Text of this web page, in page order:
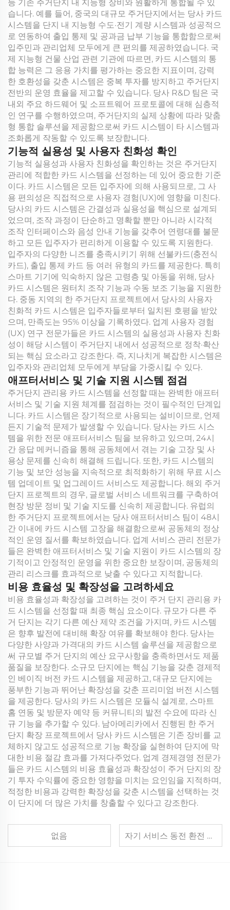
등 기존 주거단지 내 지능형 장비와 원활하게 통합될 수 있
습니다. 예를 들어, 중국의 대규모 주거단지에서는 당사 카드
시스템을 단지 내 지능형 수도·전기 계량 시스템과 성공적으
로 연동하여 출입 통제 및 공과금 납부 기능을 통합함으로써
입주민과 관리업체 모두에게 큰 편의를 제공하였습니다. 국
제 지능형 건물 산업 관련 기관에 따르면, 카드 시스템의 통
합 능력은 그 응용 가치를 평가하는 중요한 지표이며, 강력
한 호환성을 갖춘 시스템은 중복 투자를 방지하고 주거단지
전반의 운영 효율을 제고할 수 있습니다. 당사 R&D 팀은 국
내외 주요 하드웨어 및 소프트웨어 프로토콜에 대해 심층적
인 연구를 수행하였으며, 주거단지의 실제 상황에 따라 맞춤
형 통합 솔루션을 제공함으로써 카드 시스템이 타 시스템과
조화롭게 작동할 수 있도록 보장합니다.
기능적 실용성 및 사용자 친화성 확인
기능적 실용성과 사용자 친화성을 확인하는 것은 주거단지
관리에 적합한 카드 시스템을 선정하는 데 있어 중요한 기준
이다. 카드 시스템은 모든 입주자에 의해 사용되므로, 그 사
용 편의성은 직접적으로 사용자 경험(UX)에 영향을 미친다.
당사의 카드 시스템은 간결성과 실용성을 핵심으로 설계되
었으며, 조작 과정이 단순하고 명확할 뿐만 아니라 시각적
조작 인터페이스와 음성 안내 기능을 갖추어 연령대를 불문
하고 모든 입주자가 편리하게 이용할 수 있도록 지원한다.
입주자의 다양한 니즈를 충족시키기 위해 선불카드(충전식
카드), 출입 통제 카드 등 여러 유형의 카드를 제공한다. 특히
스마트 기기에 익숙하지 않은 고령층 및 아동을 위해, 당사
카드 시스템은 원터치 조작 기능과 수동 보조 기능을 지원한
다. 중동 지역의 한 주거단지 프로젝트에서 당사의 사용자
친화적 카드 시스템은 입주자들로부터 일치된 호평을 받았
으며, 만족도는 95% 이상을 기록하였다. 업계 사용자 경험
(UX) 연구 전문가들은 카드 시스템의 실용성과 사용자 친화
성이 해당 시스템이 주거단지 내에서 성공적으로 정착·확산
되는 핵심 요소라고 강조한다. 즉, 지나치게 복잡한 시스템은
입주자와 관리업체 모두에게 부담을 가중시킬 수 있다.
애프터서비스 및 기술 지원 시스템 점검
주거단지 관리용 카드 시스템을 선정할 때는 완벽한 애프터
서비스 및 기술 지원 체계를 점검하는 것이 필수적인 단계입
니다. 카드 시스템은 장기적으로 사용되는 설비이므로, 언제
든지 기술적 문제가 발생할 수 있습니다. 당사는 카드 시스
템을 위한 전문 애프터서비스 팀을 보유하고 있으며, 24시
간 응답 메커니즘을 통해 공동체에서 겪는 기술 고장 및 사
용상 문제를 신속히 해결해 드립니다. 또한, 카드 시스템의
기능 및 보안 성능을 지속적으로 최적화하기 위해 무료 시스
템 업데이트 및 업그레이드 서비스도 제공합니다. 해외 주거
단지 프로젝트의 경우, 글로벌 서비스 네트워크를 구축하여
현장 방문 정비 및 기술 지도를 신속히 제공합니다. 유럽의
한 주거단지 프로젝트에서는 당사 애프터서비스 팀이 48시
간 이내에 카드 시스템 고장을 해결함으로써 공동체의 정상
적인 운영 질서를 확보하였습니다. 업계 서비스 관리 전문가
들은 완벽한 애프터서비스 및 기술 지원이 카드 시스템의 장
기적이고 안정적인 운영을 위한 중요한 보장이며, 공동체의
관리 리스크를 효과적으로 낮출 수 있다고 지적합니다.
비용 효율성 및 확장성을 고려하세요
비용 효율성과 확장성을 고려하는 것이 주거 단지 관리용 카
드 시스템을 선정할 때 최종 핵심 요소이다. 규모가 다른 주
거 단지는 각기 다른 예산 제약 조건을 가지며, 카드 시스템
은 향후 발전에 대비해 확장 여유를 확보해야 한다. 당사는
다양한 사양과 가격대의 카드 시스템 솔루션을 제공함으로
써 규모별 주거 단지의 예산 요구사항을 충족하면서도 제품
품질을 보장한다. 소규모 단지에는 핵심 기능을 갖춘 경제적
인 베이직 버전 카드 시스템을 제공하고, 대규모 단지에는
풍부한 기능과 뛰어난 확장성을 갖춘 프리미엄 버전 시스템
을 제공한다. 당사의 카드 시스템은 모듈식 설계로, 스마트
홈 연동 및 방문자 예약 등 커뮤니티의 발전 수요에 따라 신
규 기능을 추가할 수 있다. 남아메리카에서 진행된 한 주거
단지 확장 프로젝트에서 당사 카드 시스템은 기존 장비를 교
체하지 않고도 성공적으로 기능 확장을 실현하여 단지에 막
대한 비용 절감 효과를 가져다주었다. 업계 경제경영 전문가
들은 카드 시스템의 비용 효율성과 확장성이 주거 단지의 장
기 투자 수익률에 중요한 영향을 미치는 요인임을 지적하며,
적정한 비용과 강력한 확장성을 갖춘 시스템을 선택하는 것
이 단지에 더 많은 가치를 창출할 수 있다고 강조한다.
없음 자기 서비스 동전 환전 기기가 아케이드에서 사용자 경험을 향상시키는 방법